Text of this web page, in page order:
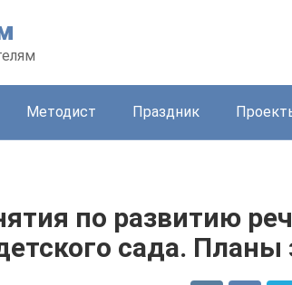
Методист Праздник
по развитию
сада. Планы